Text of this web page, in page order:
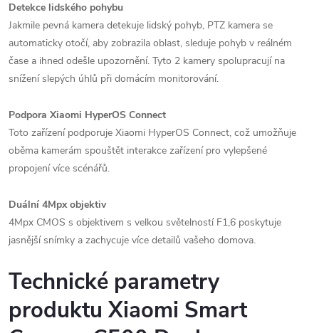
Detekce lidského pohybu
Jakmile pevná kamera detekuje lidský pohyb, PTZ kamera se
automaticky otočí, aby zobrazila oblast, sleduje pohyb v reálném
čase a ihned odešle upozornění. Tyto 2 kamery spolupracují na
snížení slepých úhlů při domácím monitorování.
Podpora Xiaomi HyperOS Connect
Toto zařízení podporuje Xiaomi HyperOS Connect, což umožňuje
oběma kamerám spouštět interakce zařízení pro vylepšené
propojení více scénářů.
Duální 4Mpx objektiv
4Mpx CMOS s objektivem s velkou světelností F1,6 poskytuje
jasnější snímky a zachycuje více detailů vašeho domova.
Technické parametry
produktu Xiaomi Smart